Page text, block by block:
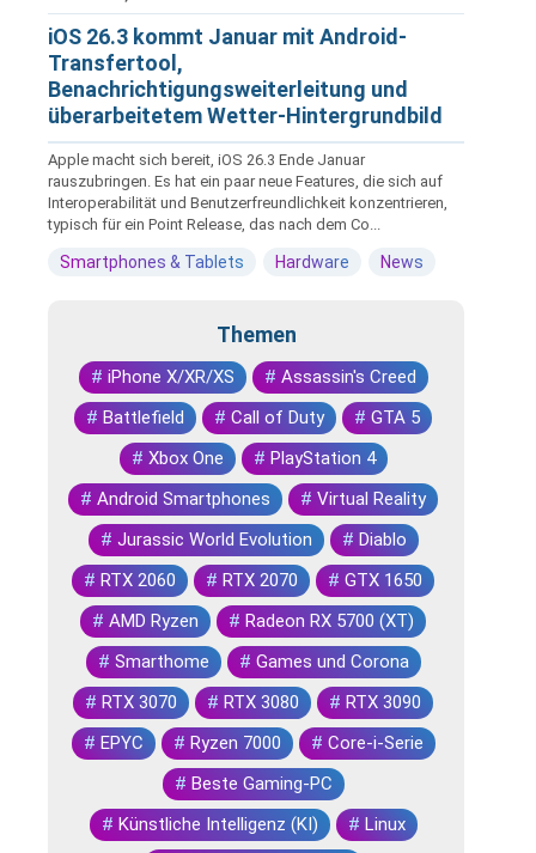
iOS 26.3 kommt Januar mit Android-
Transfertool,
Benachrichtigungsweiterleitung und
überarbeitetem Wetter-Hintergrundbild
Apple macht sich bereit, iOS 26.3 Ende Januar
rauszubringen. Es hat ein paar neue Features, die sich auf
Interoperabilität und Benutzerfreundlichkeit konzentrieren,
typisch für ein Point Release, das nach dem Co...
Smartphones & Tablets Hardware News
Themen
# iPhone X/XR/XS # Assassin's Creed
# Battlefield # Call of Duty # GTA 5
# Xbox One # PlayStation 4
# Android Smartphones # Virtual Reality
# Jurassic World Evolution # Diablo
# RTX 2060 # RTX 2070 # GTX 1650
# AMD Ryzen # Radeon RX 5700 (XT)
# Smarthome # Games und Corona
# RTX 3070 # RTX 3080 # RTX 3090
# EPYC # Ryzen 7000 # Core-i-Serie
# Beste Gaming-PC
# Künstliche Intelligenz (KI) # Linux